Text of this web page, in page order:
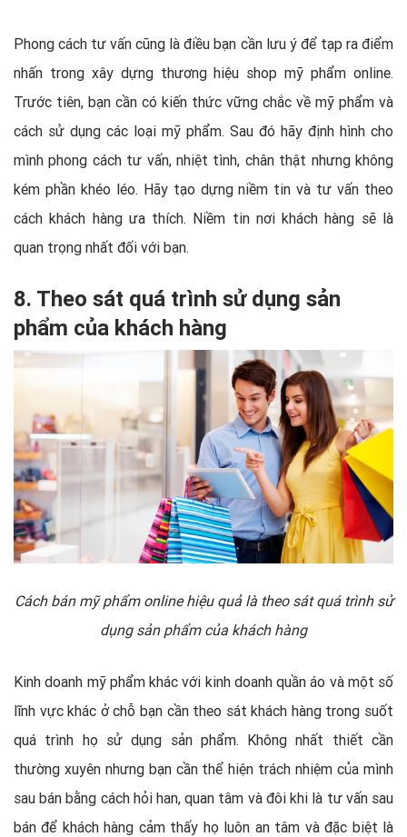
Phong cách tư vấn cũng là điều bạn cần lưu ý để tạp ra điểm
nhấn trong xây dựng thương hiệu shop mỹ phẩm online.
Trước tiên, bạn cần có kiến thức vững chắc về mỹ phẩm và
cách sử dụng các loại mỹ phẩm. Sau đó hãy định hình cho
mình phong cách tư vấn, nhiệt tình, chân thật nhưng không
kém phần khéo léo. Hãy tạo dựng niềm tin và tư vấn theo
cách khách hàng ưa thích. Niềm tin nơi khách hàng sẽ là
quan trọng nhất đối với bạn.
8. Theo sát quá trình sử dụng sản
phẩm của khách hàng
Cách bán mỹ phẩm online hiệu quả là theo sát quá trình sử
dụng sản phẩm của khách hàng
Kinh doanh mỹ phẩm khác với kinh doanh quần áo và một số
lĩnh vực khác ở chỗ bạn cần theo sát khách hàng trong suốt
quá trình họ sử dụng sản phẩm. Không nhất thiết cần
thường xuyên nhưng bạn cần thể hiện trách nhiệm của mình
sau bán bằng cách hỏi han, quan tâm và đôi khi là tư vấn sau
bán để khách hàng cảm thấy họ luôn an tâm và đặc biệt là